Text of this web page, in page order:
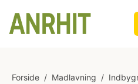
Forside / Madlavning /